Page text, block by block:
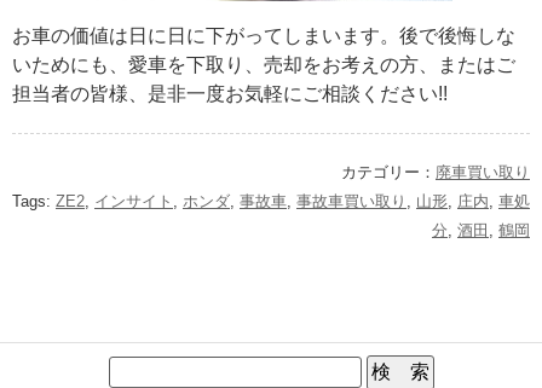
お車の価値は日に日に下がってしまいます。後で後悔しな
いためにも、愛車を下取り、売却をお考えの方、またはご
担当者の皆様、是非一度お気軽にご相談ください!!
カテゴリー： 廃車買い取り
Tags: ZE2 インサイト ホンダ 事故車 事故車買い取り 山形 庄内 車処
分 酒田 鶴岡